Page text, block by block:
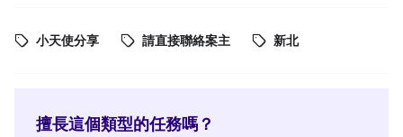
小天使分享 請直接聯絡案主 新北
擅長這個類型的任務嗎？